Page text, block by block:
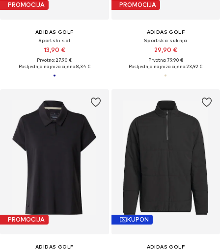
PROMOCIJA
ADIDAS GOLF
Sportski šal
13,90 €
Prvotno: 27,90 €
Posljednja najniža cijena:8,34 €
PROMOCIJA
ADIDAS GOLF
Sportska suknja
29,90 €
Prvotno: 79,90 €
Posljednja najniža cijena:23,92 €
PROMOCIJA
ADIDAS GOLF
KUPON
ADIDAS GOLF